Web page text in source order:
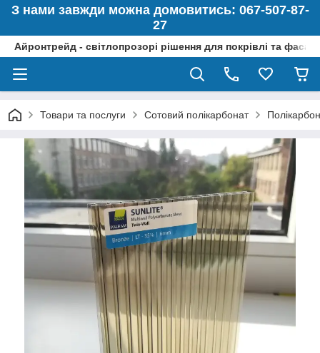
З нами завжди можна домовитись: 067-507-87-
27
Айронтрейд - світлопрозорі рішення для покрівлі та
Товари та послуги Сотовий полікарбонат